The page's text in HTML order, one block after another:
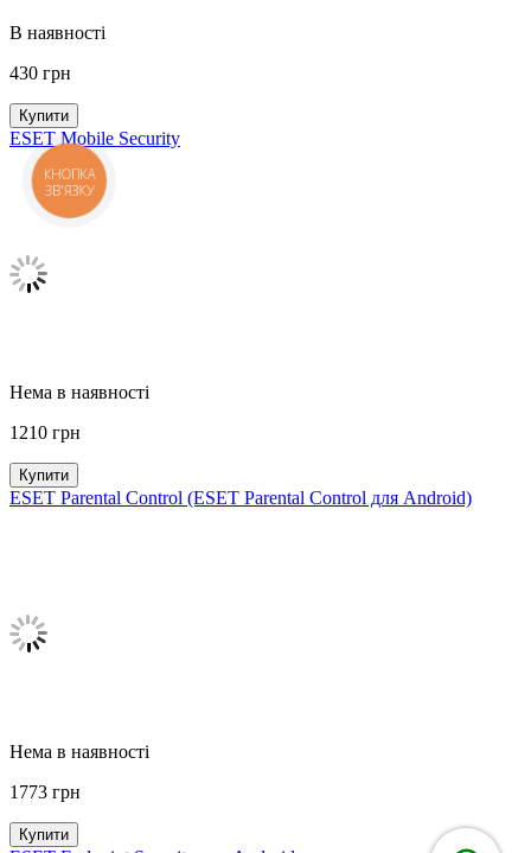
В наявності
430 грн
Купити
ESET Mobile Security
Нема в наявності
1210 грн
Купити
ESET Parental Control (ESET Parental Control для Android)
Нема в наявності
1773 грн
Купити
КНОПКА
ЗВ'ЯЗКУ